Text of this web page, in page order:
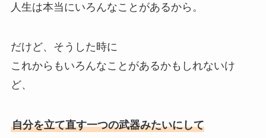
人生は本当にいろんなことがあるから。
だけど、そうした時に
これからもいろんなことがあるかもしれないけ
ど、
自分を立て直す一つの武器みたいにして